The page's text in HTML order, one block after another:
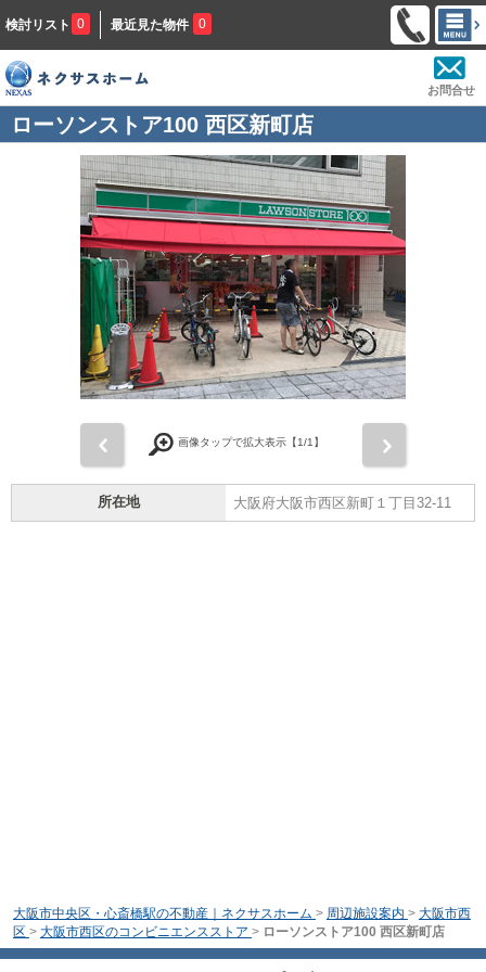
検討リスト 0 最近見た物件 0
お問合せ
ローソンストア100 西区新町店
画像タップで拡大表示【1/1】
所在地 大阪府大阪市西区新町１丁目32-11
大阪市中央区・心斎橋駅の不動産｜ネクサスホーム > 周辺施設案内 > 大阪市西
区 > 大阪市西区のコンビニエンスストア > ローソンストア100 西区新町店